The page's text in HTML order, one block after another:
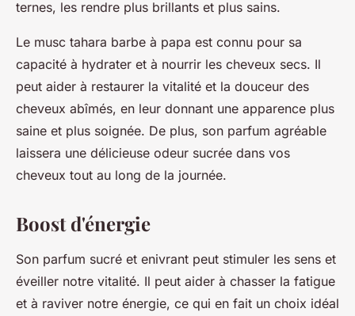
ternes, les rendre plus brillants et plus sains.
Le musc tahara barbe à papa est connu pour sa
capacité à hydrater et à nourrir les cheveux secs. Il
peut aider à restaurer la vitalité et la douceur des
cheveux abîmés, en leur donnant une apparence plus
saine et plus soignée. De plus, son parfum agréable
laissera une délicieuse odeur sucrée dans vos
cheveux tout au long de la journée.
Boost d'énergie
Son parfum sucré et enivrant peut stimuler les sens et
éveiller notre vitalité. Il peut aider à chasser la fatigue
et à raviver notre énergie, ce qui en fait un choix idéal